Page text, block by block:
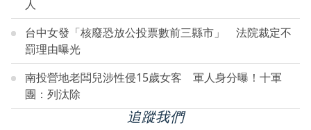
人
台中女發「核廢恐放公投票數前三縣市」 法院裁定不
罰理由曝光
南投營地老闆兒涉性侵15歲女客 軍人身分曝！十軍
團：列汰除
追蹤我們